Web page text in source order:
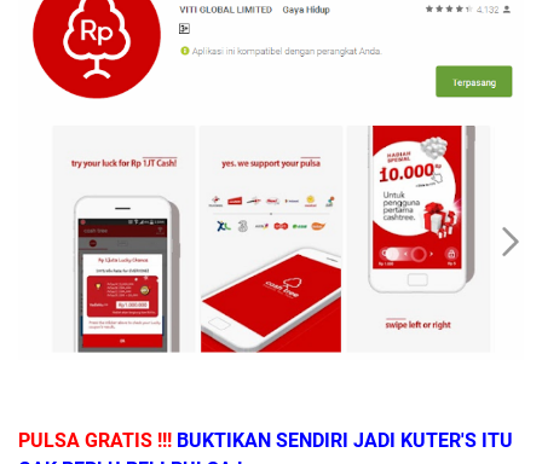
PULSA GRATIS !!! BUKTIKAN SENDIRI JADI KUTER'S ITU